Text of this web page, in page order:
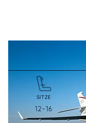
SITZE
12-16